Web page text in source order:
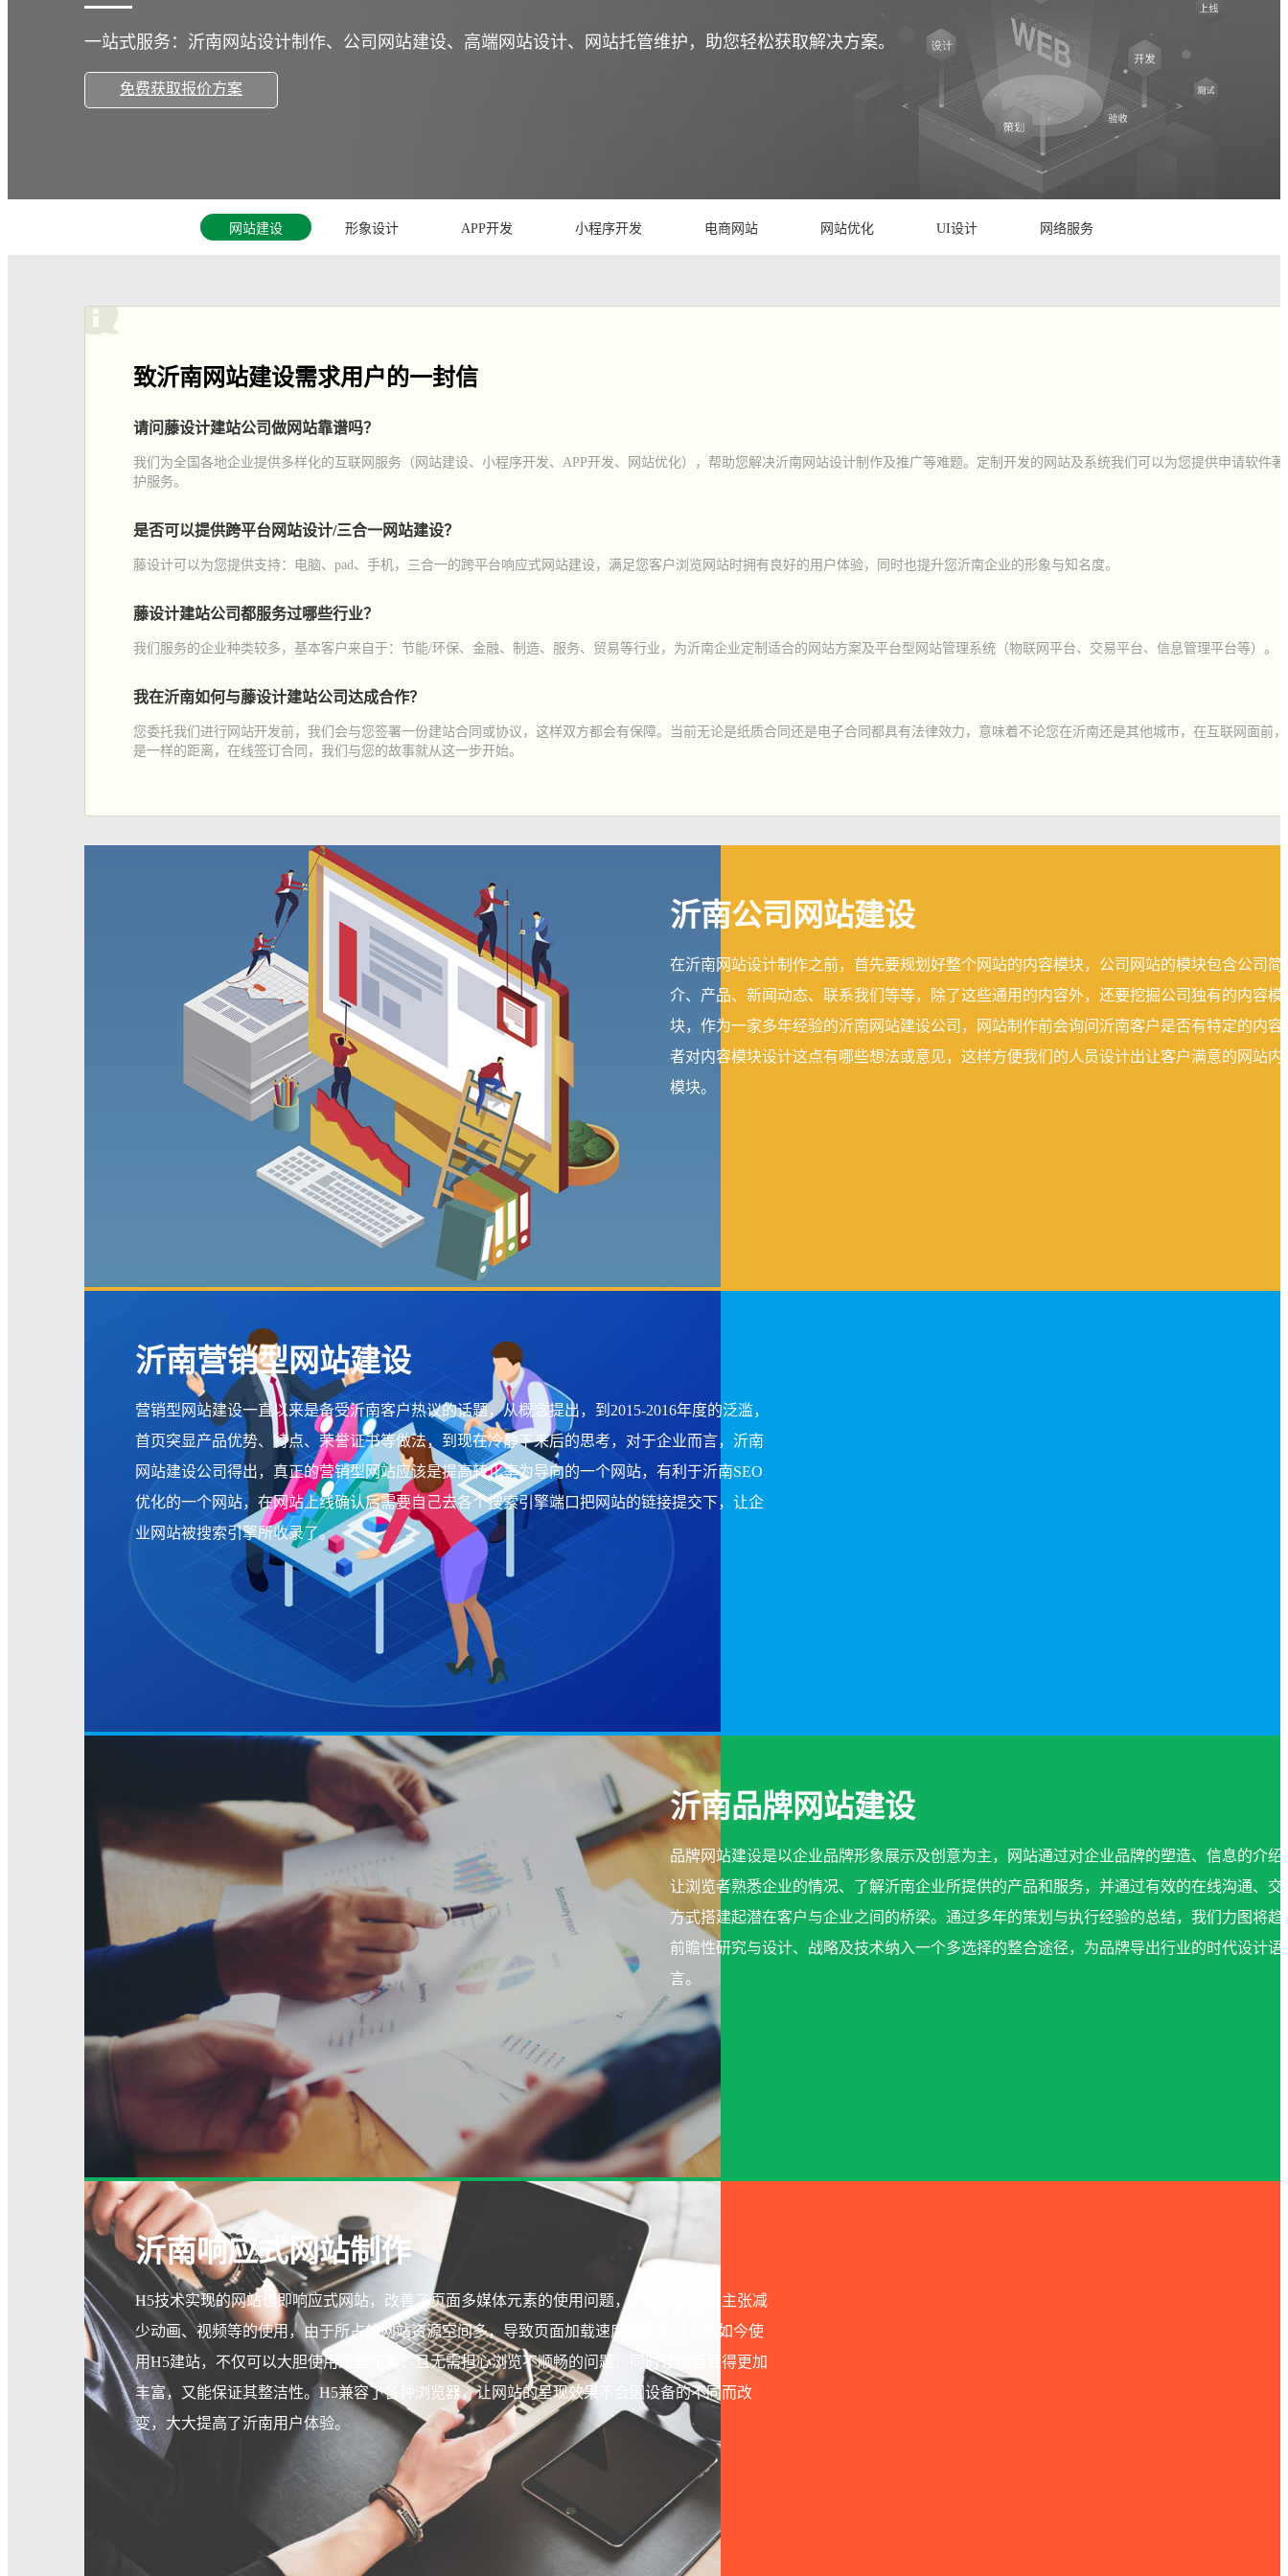
一站式服务：沂南网站设计制作、公司网站建设、高端网站设计、网站托管维护，助您轻松获取解决方案。
免费获取报价方案
网站建设 形象设计 APP开发 小程序开发 电商网站 网站优化 UI设计 网络服务
致沂南网站建设需求用户的一封信
请问藤设计建站公司做网站靠谱吗？
我们为全国各地企业提供多样化的互联网服务（网站建设、小程序开发、APP开发、网站优化），帮助您解决沂南网站设计制作及推广等难题。定制开发的网站及系统我们可以为您提供申请软件
护服务。
是否可以提供跨平台网站设计/三合一网站建设？
藤设计可以为您提供支持：电脑、pad、手机，三合一的跨平台响应式网站建设，满足您客户浏览网站时拥有良好的用户体验，同时也提升您沂南企业的形象与知名度。
藤设计建站公司都服务过哪些行业？
我们服务的企业种类较多，基本客户来自于：节能/环保、金融、制造、服务、贸易等行业，为沂南企业定制适合的网站方案及平台型网站管理系统（物联网平台、交易平台、信息管理平台等）。
我在沂南如何与藤设计建站公司达成合作？
您委托我们进行网站开发前，我们会与您签署一份建站合同或协议，这样双方都会有保障。当前无论是纸质合同还是电子合同都具有法律效力，意味着不论您在沂南还是其他城市，在互联网面前
是一样的距离，在线签订合同，我们与您的故事就从这一步开始。
沂南公司网站建设
在沂南网站设计制作之前，首先要规划好整个网站的内容模块，公司网站的模块包含公司简
介、产品、新闻动态、联系我们等等，除了这些通用的内容外，还要挖掘公司独有的内容模
块，作为一家多年经验的沂南网站建设公司，网站制作前会询问沂南客户是否有特定的内容
者对内容模块设计这点有哪些想法或意见，这样方便我们的人员设计出让客户满意的网站内
模块。
沂南营销型网站建设
营销型网站建设一直以来是备受沂南客户热议的话题，从概念提出，到2015-2016年度的泛滥，
首页突显产品优势、特点、荣誉证书等做法，到现在冷静下来后的思考，对于企业而言，沂南
网站建设公司得出，真正的营销型网站应该是提高转化率为导向的一个网站，有利于沂南SEO
优化的一个网站，在网站上线确认后需要自己去各个搜索引擎端口把网站的链接提交下，让企
业网站被搜索引擎所收录了。
沂南品牌网站建设
品牌网站建设是以企业品牌形象展示及创意为主，网站通过对企业品牌的塑造、信息的介绍
让浏览者熟悉企业的情况、了解沂南企业所提供的产品和服务，并通过有效的在线沟通、交
方式搭建起潜在客户与企业之间的桥梁。通过多年的策划与执行经验的总结，我们力图将趋
前瞻性研究与设计、战略及技术纳入一个多选择的整合途径，为品牌导出行业的时代设计语
言。
沂南响应式网站制作
H5技术实现的网站也即响应式网站，改善了页面多媒体元素的使用问题，之前建站页面主张减
少动画、视频等的使用，由于所占的网站资源空间多，导致页面加载速度慢的情况，但如今使
用H5建站，不仅可以大胆使用这些元素，且无需担心浏览不顺畅的问题，同时让页面显得更加
丰富，又能保证其整洁性。H5兼容了各种浏览器，让网站的呈现效果不会因设备的不同而改
变，大大提高了沂南用户体验。